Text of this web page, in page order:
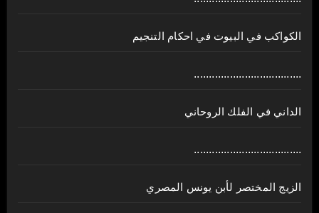
الكواكب في البيوت في احكام التنجيم
....................................
الداني في الفلك الروحاني
....................................
الزيج المختصر لأبن يونس المصري